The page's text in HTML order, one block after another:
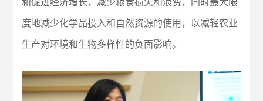
和促进经济增长，减少粮食损失和浪费，同时最大限
度地减少化学品投入和自然资源的使用，以减轻农业
生产对环境和生物多样性的负面影响。